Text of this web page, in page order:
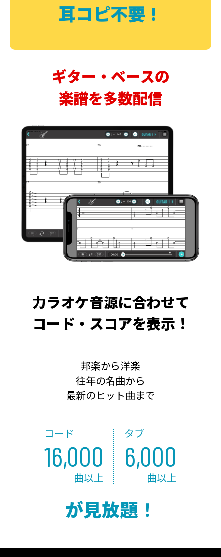
耳コピ不要！
ギター・ベースの
楽譜を多数配信
力ラオケ音源に合わせて
コード・スコアを表示！
邦楽から洋楽
往年の名曲から
最新のヒット曲まで
コード
16,000
曲以上
タブ
6,000
曲以上
が見放題！